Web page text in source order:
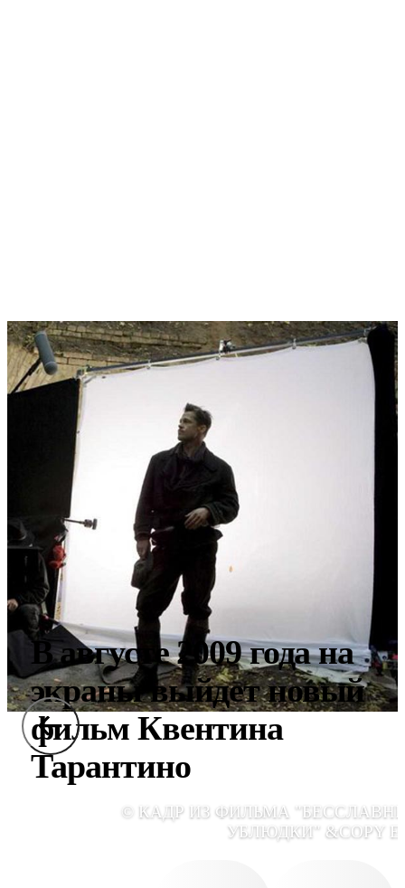
В августе 2009 года на
экраны выйдет новый
фильм Квентина
Тарантино
© КАДР ИЗ ФИЛЬМА
УБЛЮДКИ" &COPY